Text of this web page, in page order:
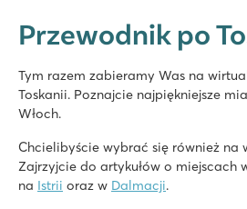
Przewodnik po
Tym razem zabieramy Was na
Toskanii. Poznajcie najpiękniejsze
Włoch.
Chcielibyście wybrać się również na
Zajrzyjcie do artykułów o miejscach
na Istrii oraz w Dalmacji.